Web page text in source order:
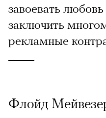
завоевать
заключить
рекламные
Флойд